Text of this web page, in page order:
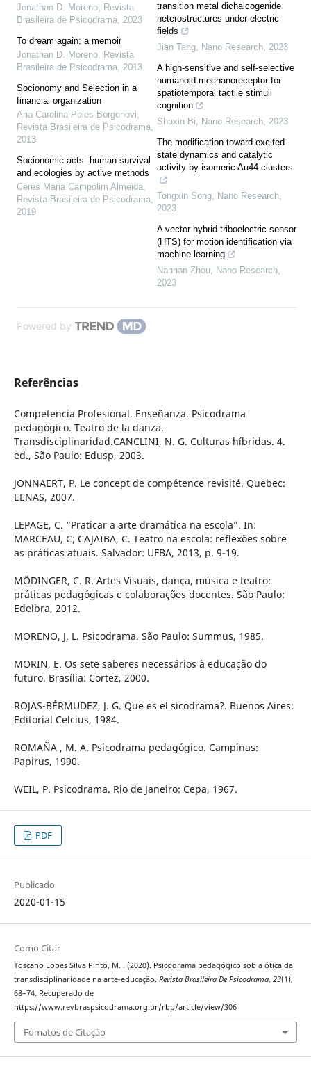
Jonathan D. Moreno, Revista
Brasileira de Psicodrama, 2023
To dream again: a memoir
Jonathan D. Moreno, Revista
Brasileira de Psicodrama, 2013
Socionomy and Selection in a
financial organization
Ana Carolina Poles Borgonovi,
Revista Brasileira de Psicodrama,
2013
Socionomic acts: human survival
and ecologies by active methods
Ceres Maria Campolim Almeida,
Revista Brasileira de Psicodrama,
2019
transition metal dichalcogenide
heterostructures under electric
fields
Jian Tang, Nano Research, 2023
A high-sensitive and self-selective
humanoid mechanoreceptor for
spatiotemporal tactile stimuli
cognition
Shuxin Bi, Nano Research, 2023
The modification toward excited-
state dynamics and catalytic
activity by isomeric Au44 clusters
Tongxin Song, Nano Research,
2023
A vector hybrid triboelectric sensor
(HTS) for motion identification via
machine learning
Nannan Zhou, Nano Research,
2023
Powered by
Referências
Competencia Profesional. Enseñanza. Psicodrama
pedagógico. Teatro de la danza.
Transdisciplinaridad.CANCLINI, N. G. Culturas híbridas. 4.
ed., São Paulo: Edusp, 2003.
JONNAERT, P. Le concept de compétence revisité. Quebec:
EENAS, 2007.
LEPAGE, C. “Praticar a arte dramática na escola”. In:
MARCEAU, C; CAJAIBA, C. Teatro na escola: reflexões sobre
as práticas atuais. Salvador: UFBA, 2013, p. 9-19.
MÖDINGER, C. R. Artes Visuais, dança, música e teatro:
práticas pedagógicas e colaborações docentes. São Paulo:
Edelbra, 2012.
MORENO, J. L. Psicodrama. São Paulo: Summus, 1985.
MORIN, E. Os sete saberes necessários à educação do
futuro. Brasília: Cortez, 2000.
ROJAS-BÉRMUDEZ, J. G. Que es el sicodrama?. Buenos Aires:
Editorial Celcius, 1984.
ROMAÑA , M. A. Psicodrama pedagógico. Campinas:
Papirus, 1990.
WEIL, P. Psicodrama. Rio de Janeiro: Cepa, 1967.
PDF
Publicado
2020-01-15
Como Citar
Toscano Lopes Silva Pinto, M. . (2020). Psicodrama pedagógico sob a ótica da
transdisciplinaridade na arte-educação. Revista Brasileira De Psicodrama, 23(1),
68–74. Recuperado de
https://www.revbraspsicodrama.org.br/rbp/article/view/306
Fomatos de Citação